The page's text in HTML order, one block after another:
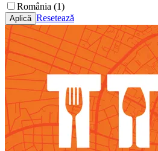
România (1)
Resetează